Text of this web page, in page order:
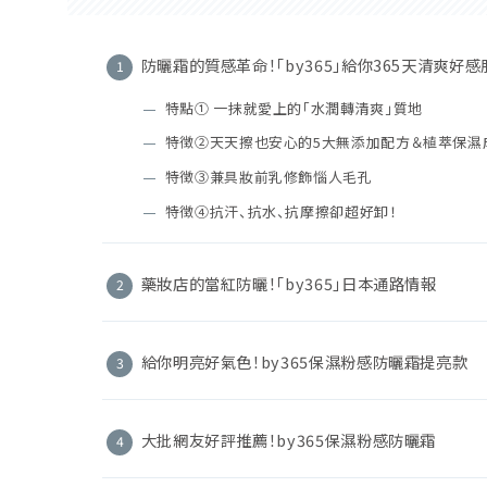
防曬霜的質感革命！「by365」給你365天清爽好感
特點① 一抹就愛上的「水潤轉清爽」質地
特徴②天天擦也安心的5大無添加配方＆植萃保濕
特徴③兼具妝前乳修飾惱人毛孔
特徴④抗汗、抗水、抗摩擦卻超好卸！
藥妝店的當紅防曬！「by365」日本通路情報
給你明亮好氣色！by365保濕粉感防曬霜提亮款
大批網友好評推薦！by365保濕粉感防曬霜